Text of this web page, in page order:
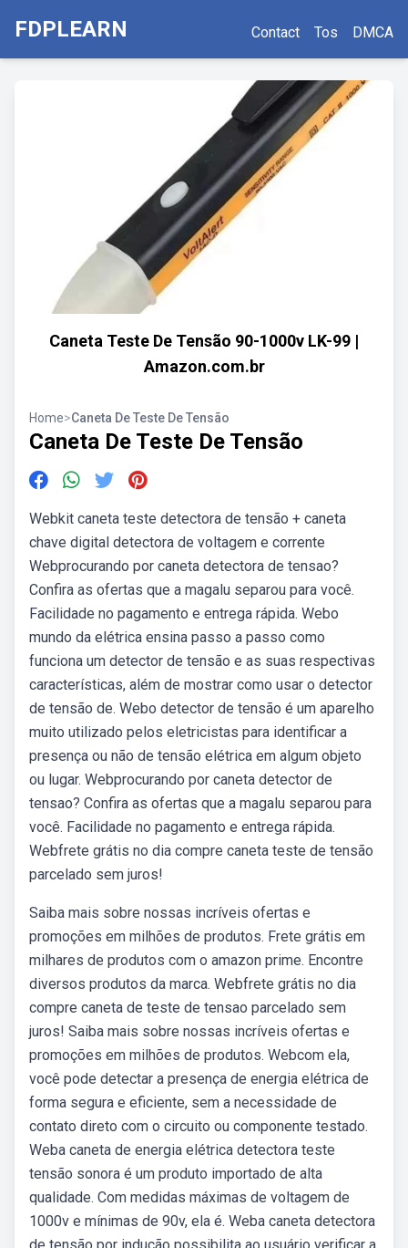
FDPLEARN Contact Tos DMCA
Caneta Teste De Tensão 90-1000v LK-99 |
Amazon.com.br
Home>Caneta De Teste De Tensão
Caneta De Teste De Tensão
Webkit caneta teste detectora de tensão + caneta
chave digital detectora de voltagem e corrente
Webprocurando por caneta detectora de tensao?
Confira as ofertas que a magalu separou para você.
Facilidade no pagamento e entrega rápida. Webo
mundo da elétrica ensina passo a passo como
funciona um detector de tensão e as suas respectivas
características, além de mostrar como usar o detector
de tensão de. Webo detector de tensão é um aparelho
muito utilizado pelos eletricistas para identificar a
presença ou não de tensão elétrica em algum objeto
ou lugar. Webprocurando por caneta detector de
tensao? Confira as ofertas que a magalu separou para
você. Facilidade no pagamento e entrega rápida.
Webfrete grátis no dia compre caneta teste de tensão
parcelado sem juros!
Saiba mais sobre nossas incríveis ofertas e
promoções em milhões de produtos. Frete grátis em
milhares de produtos com o amazon prime. Encontre
diversos produtos da marca. Webfrete grátis no dia
compre caneta de teste de tensao parcelado sem
juros! Saiba mais sobre nossas incríveis ofertas e
promoções em milhões de produtos. Webcom ela,
você pode detectar a presença de energia elétrica de
forma segura e eficiente, sem a necessidade de
contato direto com o circuito ou componente testado.
Weba caneta de energia elétrica detectora teste
tensão sonora é um produto importado de alta
qualidade. Com medidas máximas de voltagem de
1000v e mínimas de 90v, ela é. Weba caneta detectora